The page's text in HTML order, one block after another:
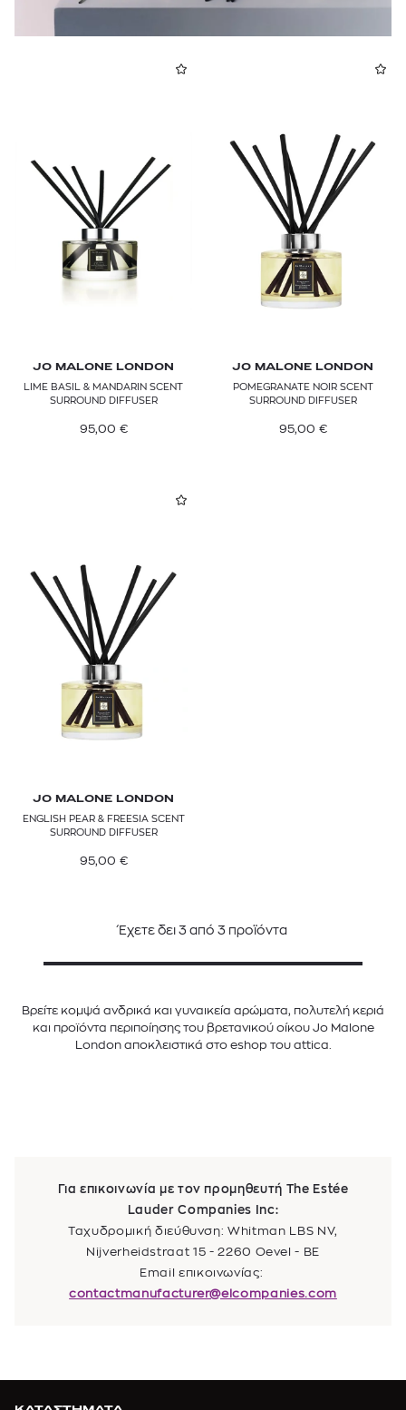
JO MALONE LONDON
LIME BASIL & MANDARIN SCENT
SURROUND DIFFUSER
95,00 €
JO MALONE LONDON
POMEGRANATE NOIR SCENT
SURROUND DIFFUSER
95,00 €
JO MALONE LONDON
ENGLISH PEAR & FREESIA SCENT
SURROUND DIFFUSER
95,00 €
Έχετε δει 3 από 3 προϊόντα
Βρείτε κομψά ανδρικά και γυναικεία αρώματα, πολυτελή κεριά
και προϊόντα περιποίησης του βρετανικού οίκου Jo Malone
London αποκλειστικά στο eshop του attica.
Για επικοινωνία με τον προμηθευτή The Estée
Lauder Companies Inc:
Ταχυδρομική διεύθυνση: Whitman LBS NV,
Nijverheidstraat 15 - 2260 Oevel - BE
Email επικοινωνίας:
contactmanufacturer@elcompanies.com